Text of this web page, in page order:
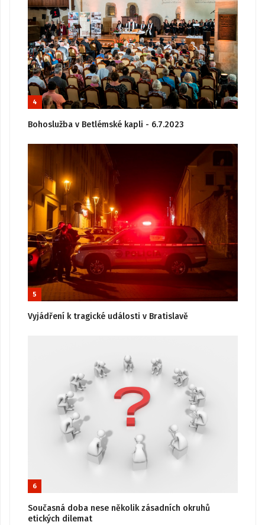
4
Bohoslužba v Betlémské kapli - 6.7.2023
5
Vyjádření k tragické události v Bratislavě
6
Současná doba nese několik zásadních okruhů
etických dilemat